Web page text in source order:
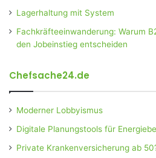
Lagerhaltung mit System
Fachkräfteeinwanderung: Warum
den Jobeinstieg entscheiden
Chefsache24.de
Moderner Lobbyismus
Digitale Planungstools für
Private Krankenversicherung ab